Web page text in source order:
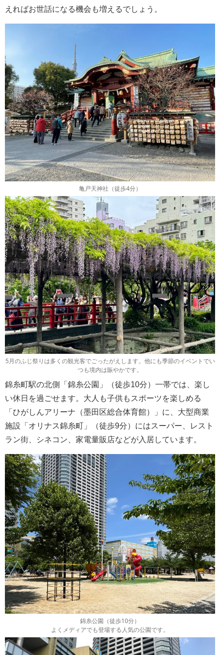
えればお世話になる機会も増えるでしょう。
亀戸天神社（徒歩4分）
5月のふじ祭りは多くの観光客でごったがえします。他にも季節のイベントでい
つも境内は賑やかです。
錦糸町駅の北側「錦糸公園」（徒歩10分）一帯では、楽し
い休日を過ごせます。大人も子供もスポーツを楽しめる
「ひがしんアリーナ（墨田区総合体育館）」に、大型商業
施設「オリナス錦糸町」（徒歩9分）にはスーパー、レスト
ラン街、シネコン、家電量販店などが入居しています。
錦糸公園（徒歩10分）
よくメディアでも登場する人気の公園です。